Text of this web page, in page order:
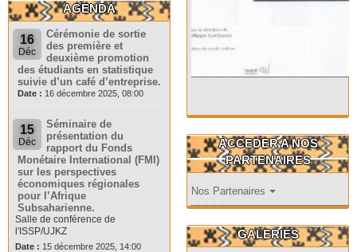
AGENDA
16
Déc
Cérémonie de sortie
des première et
deuxième promotion
des étudiants en statistique
suivie d’un café d’entreprise.
Date : 16 décembre 2025, 08:00
15
Déc
Séminaire de
présentation du
rapport du Fonds
Monétaire International (FMI)
sur les perspectives
économiques régionales
pour l’Afrique
Subsaharienne.
Salle de conférence de
l'ISSP/UJKZ
Date : 15 décembre 2025, 14:00
ACCEDER A NOS
PARTENAIRES
Nos Partenaires
GALERIES